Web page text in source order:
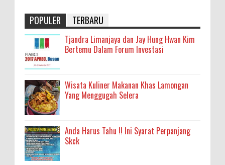
POPULER TERBARU
Tjandra Limanjaya dan Jay Hung Hwan Kim
Bertemu Dalam Forum Investasi
Wisata Kuliner Makanan Khas Lamongan
Yang Menggugah Selera
Anda Harus Tahu !! Ini Syarat Perpanjang
Skck